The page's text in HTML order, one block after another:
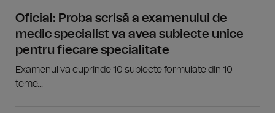
Oficial: Proba scrisă a examenului de
medic specialist va avea subiecte unice
pentru fiecare specialitate
Examenul va cuprinde 10 subiecte formulate din 10
teme...